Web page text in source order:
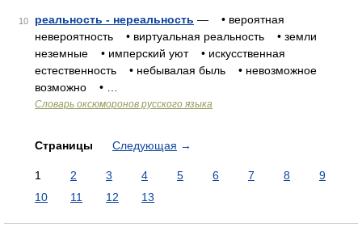
10 реальность - нереальность — • вероятная
невероятность • виртуальная реальность • земли
неземные • имперский уют • искусственная
естественность • небывалая быль • невозможное
возможно • …
Словарь оксюморонов русского языка
Страницы Следующая →
1 2 3 4 5 6 7 8
9
10
11 12 13